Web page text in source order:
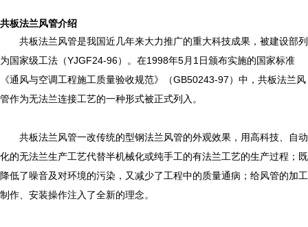
共板法兰风管介绍
共板法兰风管是我国近几年来大力推广的重大科技成果，被建设部列
为国家级工法（YJGF24-96）。在1998年5月 1日颁布实施的国家标准
《通风与空调工程施工质量验收规范》（GB50243-97）中，共板法兰风
管作为无法兰连接工艺的一种形式被正式列入。
共板法兰风管一改传统的型钢法兰风管的外观效果，用高科技、自动
化的无法兰生产工艺代替半机械化或纯手工的有法兰工艺的生产过程；既
降低了噪音及对环境的污染，又减少了工程中的质量通病；给风管的加工
制作、安装操作注入了全新的理念。